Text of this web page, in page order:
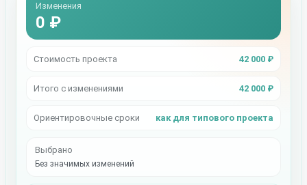
Изменения
0 ₽
Стоимость проекта 42 000 ₽
Итого с изменениями 42 000 ₽
Ориентировочные сроки как для типового проекта
Выбрано
Без значимых изменений